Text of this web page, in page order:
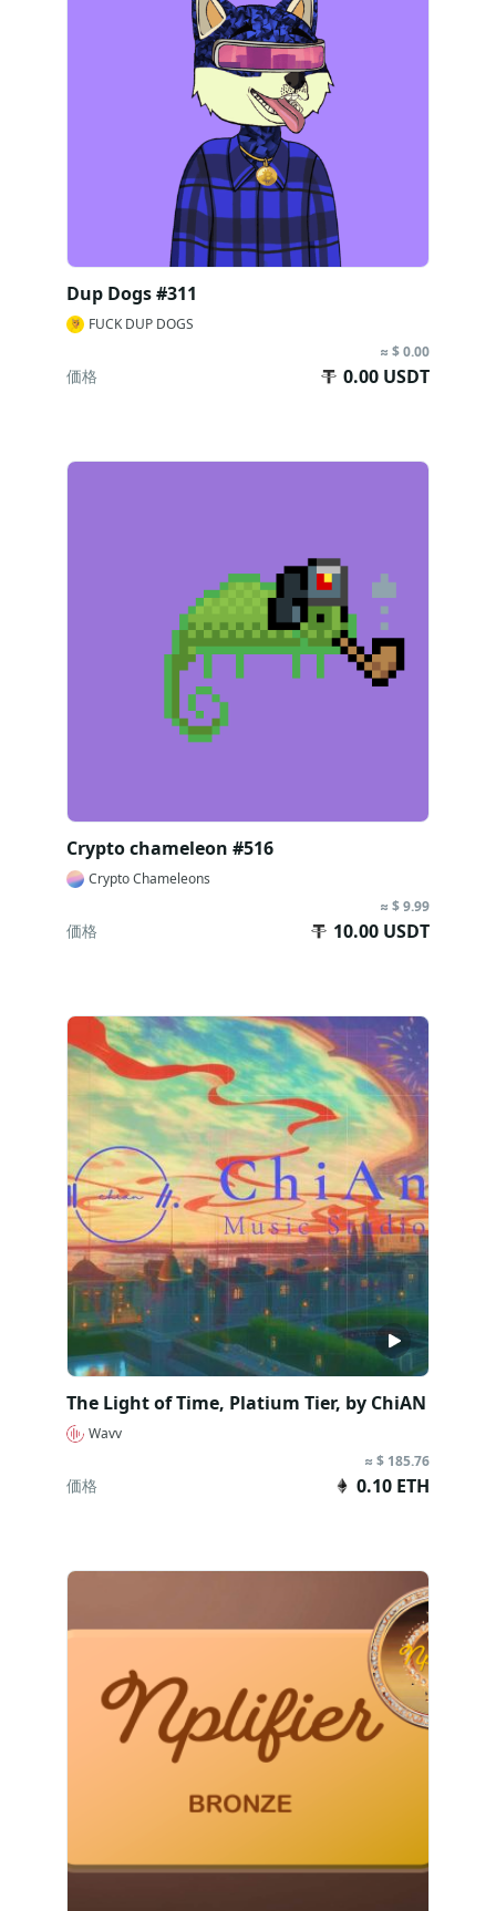
Dup Dogs #311
FUCK DUP DOGS
≈ $ 0.00
価格 0.00 USDT
Crypto chameleon #516
Crypto Chameleons
≈ $ 9.99
価格 10.00 USDT
The Light of Time, Platium Tier, by ChiAN
Wavv
≈ $ 185.76
価格 0.10 ETH